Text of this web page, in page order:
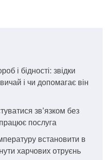
і бідності: звідки
і чи допомагає він
зв’язком без
послуга
встановити в
харчових отруєнь